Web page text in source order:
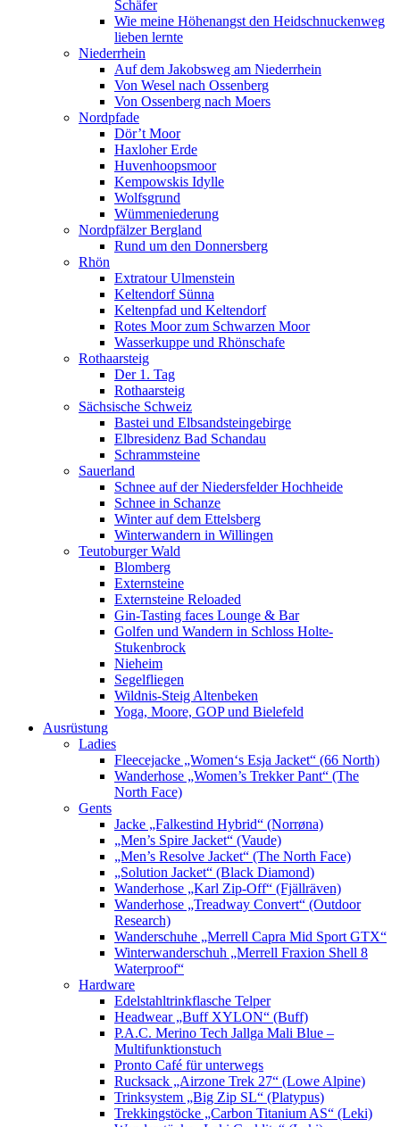
Schäfer
Wie meine Höhenangst den Heidschnuckenweg
lieben lernte
Niederrhein
Auf dem Jakobsweg am Niederrhein
Von Wesel nach Ossenberg
Von Ossenberg nach Moers
Nordpfade
Dör’t Moor
Haxloher Erde
Huvenhoopsmoor
Kempowskis Idylle
Wolfsgrund
Wümmeniederung
Nordpfälzer Bergland
Rund um den Donnersberg
Rhön
Extratour Ulmenstein
Keltendorf Sünna
Keltenpfad und Keltendorf
Rotes Moor zum Schwarzen Moor
Wasserkuppe und Rhönschafe
Rothaarsteig
Der 1. Tag
Rothaarsteig
Sächsische Schweiz
Bastei und Elbsandsteingebirge
Elbresidenz Bad Schandau
Schrammsteine
Sauerland
Schnee auf der Niedersfelder Hochheide
Schnee in Schanze
Winter auf dem Ettelsberg
Winterwandern in Willingen
Teutoburger Wald
Blomberg
Externsteine
Externsteine Reloaded
Gin-Tasting faces Lounge & Bar
Golfen und Wandern in Schloss Holte-
Stukenbrock
Nieheim
Segelfliegen
Wildnis-Steig Altenbeken
Yoga, Moore, GOP und Bielefeld
Ausrüstung
Ladies
Fleecejacke „Women‘s Esja Jacket“ (66 North)
Wanderhose „Women’s Trekker Pant“ (The
North Face)
Gents
Jacke „Falkestind Hybrid“ (Norrøna)
„Men’s Spire Jacket“ (Vaude)
„Men’s Resolve Jacket“ (The North Face)
„Solution Jacket“ (Black Diamond)
Wanderhose „Karl Zip-Off“ (Fjällräven)
Wanderhose „Treadway Convert“ (Outdoor
Research)
Wanderschuhe „Merrell Capra Mid Sport GTX“
Winterwanderschuh „Merrell Fraxion Shell 8
Waterproof“
Hardware
Edelstahltrinkflasche Telper
Headwear „Buff XYLON“ (Buff)
P.A.C. Merino Tech Jallga Mali Blue –
Multifunktionstuch
Pronto Café für unterwegs
Rucksack „Airzone Trek 27“ (Lowe Alpine)
Trinksystem „Big Zip SL“ (Platypus)
Trekkingstöcke „Carbon Titanium AS“ (Leki)